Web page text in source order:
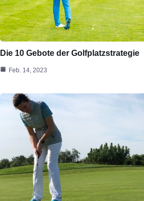
Die 10 Gebote der Golfplatzstrategie
Feb. 14, 2023